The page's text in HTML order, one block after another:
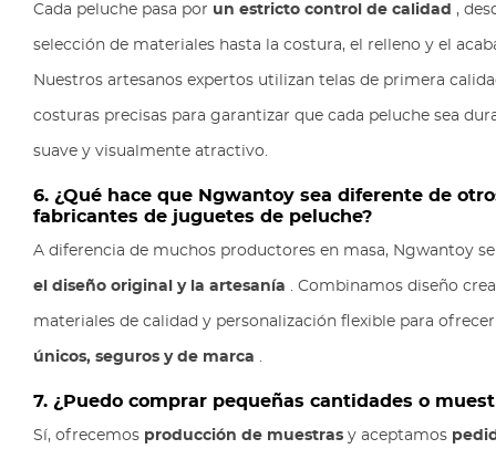
Cada peluche pasa por un estricto control de calidad ,
selección de materiales hasta la costura, el relleno y el
Nuestros artesanos expertos utilizan telas de primera
costuras precisas para garantizar que cada peluche sea
suave y visualmente atractivo.
6. ¿Qué hace que Ngwantoy sea diferente de
fabricantes de juguetes de peluche?
A diferencia de muchos productores en masa, Ngwantoy
el diseño original y la artesanía . Combinamos diseño
materiales de calidad y personalización flexible para
únicos, seguros y de marca
7. ¿Puedo comprar pequeñas cantidades o
Sí, ofrecemos producción de muestras y aceptamos